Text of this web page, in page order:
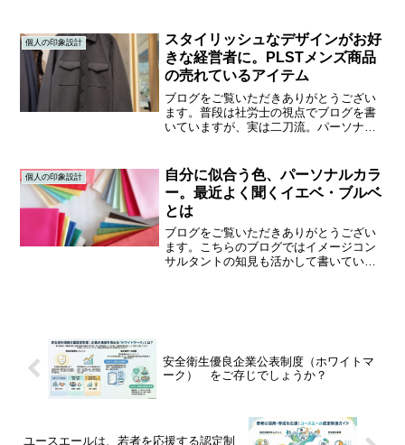
ガーメントバックを購入したか先日、オ
ーダースーツの注文に立ち...
個人の印象設計
スタイリッシュなデザインがお好
きな経営者に。PLSTメンズ商品
の売れているアイテム
ブログをご覧いただきありがとうござい
ます。普段は社労士の視点でブログを書
いていますが、実は二刀流。パーソナル
ンサルタントとしても活動しています。
（スタイリストのようなイ...
個人の印象設計
自分に似合う色、パーソナルカラ
ー。最近よく聞くイエベ・ブルベ
とは
ブログをご覧いただきありがとうござい
ます。こちらのブログではイメージコン
サルタントの知見も活かして書いていき
安全衛生優良企業公表制度（ホワイトマ
ーク） をご存じでしょうか？
ユースエールは、若者を応援する認定制